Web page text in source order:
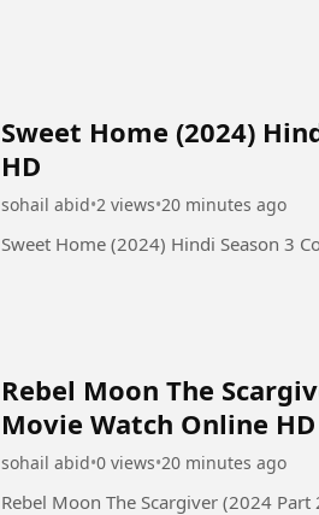
Sweet Home (2024)
HD
sohail abid•2 views•20 minutes ago
Sweet Home (2024) Hindi Season 3
Rebel Moon The
Movie Watch Online HD
sohail abid•0 views•20 minutes ago
Rebel Moon The Scargiver (2024